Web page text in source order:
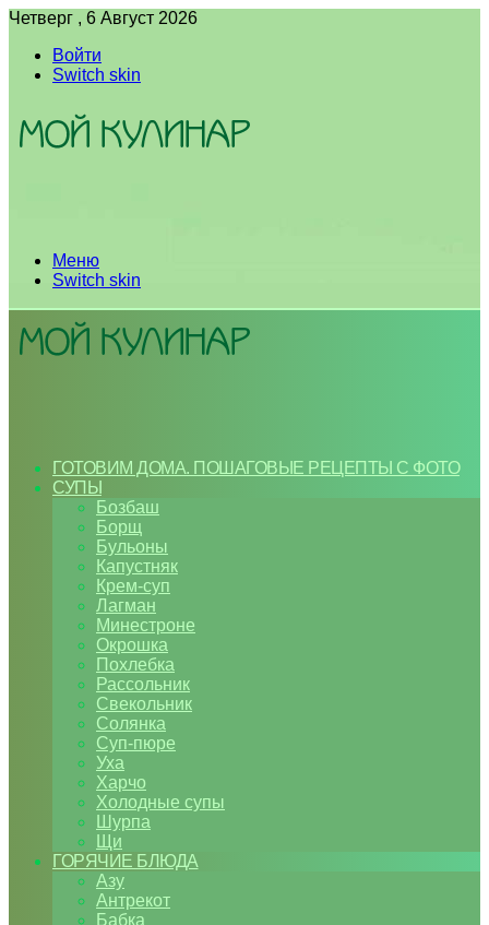
Четверг , 6 Август 2026
Войти
Switch skin
Меню
Switch skin
ГОТОВИМ ДОМА. ПОШАГОВЫЕ РЕЦЕПТЫ С ФОТО
СУПЫ
Бозбаш
Борщ
Бульоны
Капустняк
Крем-суп
Лагман
Минестроне
Окрошка
Похлебка
Рассольник
Свекольник
Солянка
Суп-пюре
Уха
Харчо
Холодные супы
Шурпа
Щи
ГОРЯЧИЕ БЛЮДА
Азу
Антрекот
Бабка